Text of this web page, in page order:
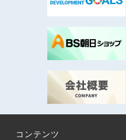
コンテンツ